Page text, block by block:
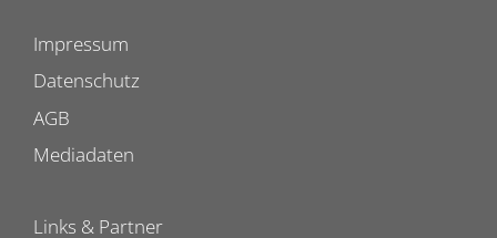
Impressum
Datenschutz
AGB
Mediadaten
Links & Partner